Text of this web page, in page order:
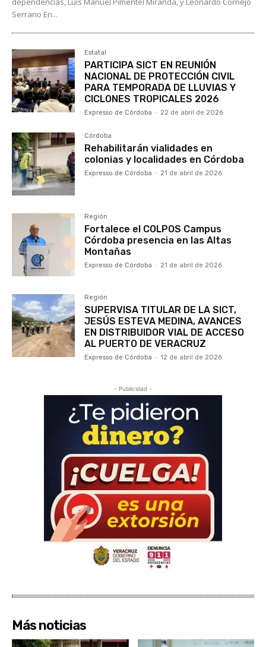
Serrano En...
Estatal
PARTICIPA SICT EN REUNIÓN
NACIONAL DE PROTECCIÓN CIVIL
PARA TEMPORADA DE LLUVIAS Y
CICLONES TROPICALES 2026
Expresso de Córdoba - 22 de abril de 2026
Córdoba
Rehabilitarán vialidades en
colonias y localidades en Córdoba
Expresso de Córdoba - 21 de abril de 2026
Región
Fortalece el COLPOS Campus
Córdoba presencia en las Altas
Montañas
Expresso de Córdoba - 21 de abril de 2026
Región
SUPERVISA TITULAR DE LA SICT,
JESÚS ESTEVA MEDINA, AVANCES
EN DISTRIBUIDOR VIAL DE ACCESO
AL PUERTO DE VERACRUZ
Expresso de Córdoba - 12 de abril de 2026
- Publicidad -
Más noticias